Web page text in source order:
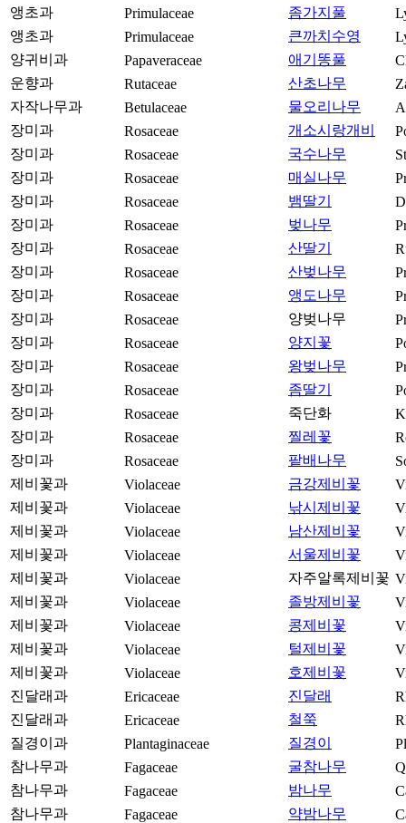
앵초과
Primulaceae 좀가지풀
앵초과
Primulaceae 큰까치수영
양귀비과
Papaveraceae 애기똥풀
운향과
Rutaceae 산초나무
자작나무과
Betulaceae 물오리나무
장미과
Rosaceae 개소시랑개비
장미과
Rosaceae 국수나무
장미과
Rosaceae 매실나무
장미과
Rosaceae 뱀딸기
장미과
Rosaceae 벚나무
장미과
Rosaceae 산딸기
장미과
Rosaceae 산벚나무
장미과
Rosaceae 앵도나무
장미과
Rosaceae 양벚나무
장미과
Rosaceae 양지꽃
장미과
Rosaceae 왕벚나무
장미과
Rosaceae 좀딸기
장미과
Rosaceae 죽단화
장미과
Rosaceae 찔레꽃
장미과
Rosaceae 팥배나무
제비꽃과
Violaceae 금강제비꽃
제비꽃과
Violaceae 낚시제비꽃
제비꽃과
Violaceae 남산제비꽃
제비꽃과
Violaceae 서울제비꽃
제비꽃과
Violaceae 자주알록제비꽃
제비꽃과
Violaceae 졸방제비꽃
제비꽃과
Violaceae 콩제비꽃
제비꽃과
Violaceae 털제비꽃
제비꽃과
Violaceae 호제비꽃
진달래과
Ericaceae 진달래
진달래과
Ericaceae 철쭉
질경이과
Plantaginaceae 질경이
참나무과
Fagaceae 굴참나무
참나무과
Fagaceae 밤나무
참나무과
Fagaceae 약밤나무